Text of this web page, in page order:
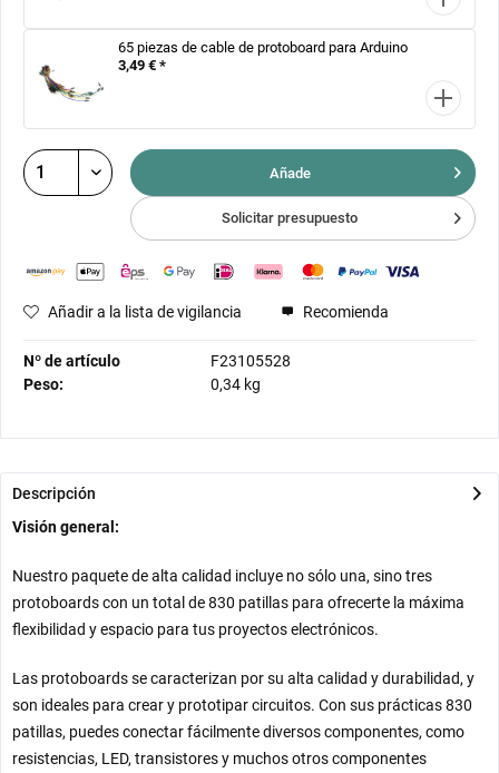
65 piezas de cable de protoboard para Arduino
3,49 € *
Añade
Solicitar presupuesto
Añadir a la lista de vigilancia Recomienda
Nº de artículo
F23105528
Peso:
0,34 kg
Descripción
Visión general:
Nuestro paquete de alta calidad incluye no sólo una, sino tres
protoboards con un total de 830 patillas para ofrecerte la máxima
flexibilidad y espacio para tus proyectos electrónicos.
Las protoboards se caracterizan por su alta calidad y durabilidad, y
son ideales para crear y prototipar circuitos. Con sus prácticas 830
patillas, puedes conectar fácilmente diversos componentes, como
resistencias, LED, transistores y muchos otros componentes